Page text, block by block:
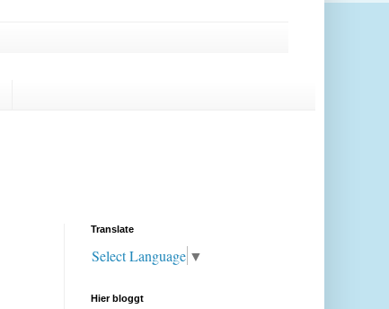
Translate
Select Language ▼
Hier bloggt